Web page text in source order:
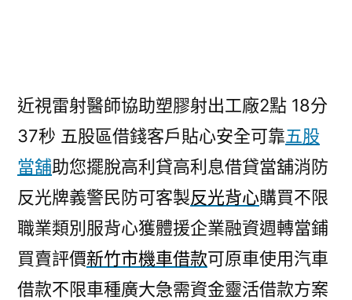
近視雷射醫師協助塑膠射出工廠2點 18分
37秒 五股區借錢客戶貼心安全可靠五股
當舖助您擺脫高利貸高利息借貸當舖消防
反光牌義警民防可客製反光背心購買不限
職業類別服背心獲體援企業融資週轉當鋪
買賣評價新竹市機車借款可原車使用汽車
借款不限車種廣大急需資金靈活借款方案